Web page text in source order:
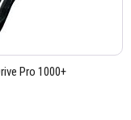
Pro 1000+